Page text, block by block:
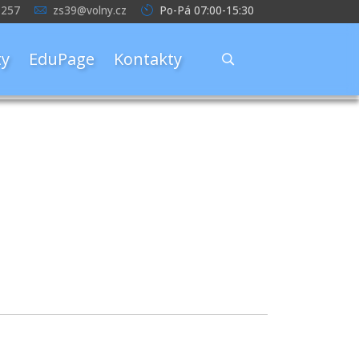
zs39@volny.cz Po-Pá 07:00-15:30
EduPage Kontakty